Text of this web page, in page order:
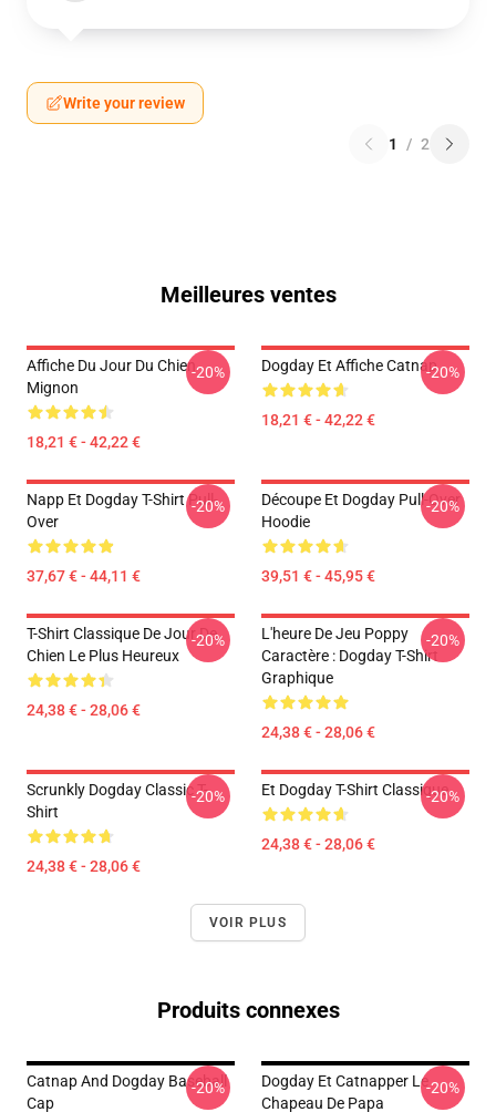
Write your review
1 / 2
Meilleures ventes
Affiche Du Jour Du Chien
Mignon
18,21 € - 42,22 €
-20% Dogday Et Affiche Catnap
18,21 € - 42,22 €
-20%
Napp Et Dogday T-Shirt Pull-
Over
37,67 € - 44,11 €
-20%
Découpe Et Dogday Pull-Over
Hoodie
39,51 € - 45,95 €
-20%
T-Shirt Classique De Jour De
Chien Le Plus Heureux
24,38 € - 28,06 €
-20%
L'heure De Jeu Poppy
Caractère : Dogday T-Shirt
Graphique
24,38 € - 28,06 €
-20%
Scrunkly Dogday Classic T-
Shirt
24,38 € - 28,06 €
-20% Et Dogday T-Shirt Classique
24,38 € - 28,06 €
-20%
VOIR PLUS
Produits connexes
Catnap And Dogday Baseball
Cap
-20%
Dogday Et Catnapper Le
Chapeau De Papa
-20%